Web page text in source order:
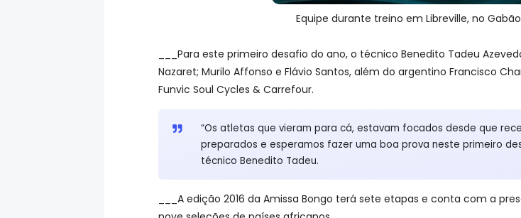
Equipe durante treino em Libreville, no
___Para este primeiro desafio do ano, o técnico Benedito Tadeu
Nazaret; Murilo Affonso e Flávio Santos, além do argentino Francisco
Funvic Soul Cycles & Carrefour.
“Os atletas que vieram para cá, estavam focados desde que
preparados e esperamos fazer uma boa prova neste primeiro
técnico Benedito Tadeu.
___A edição 2016 da Amissa Bongo terá sete etapas e conta com a